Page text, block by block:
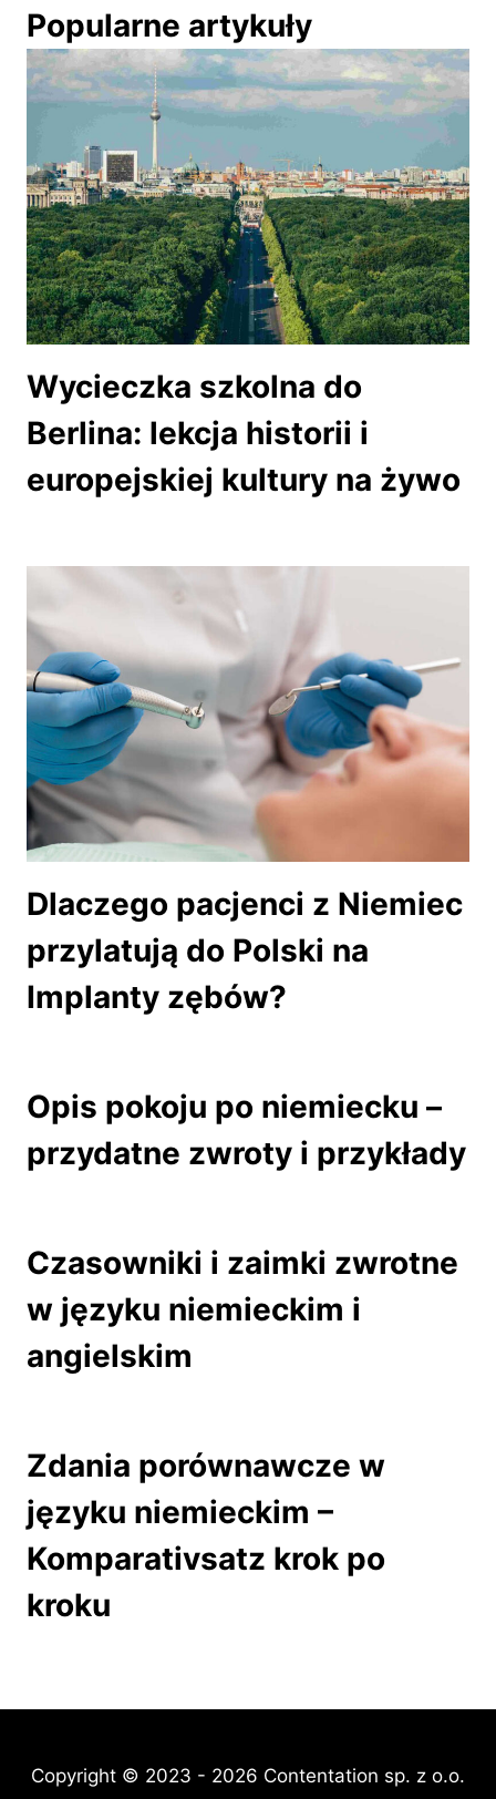
Popularne artykuły
Wycieczka szkolna do
Berlina: lekcja historii i
europejskiej kultury na żywo
Dlaczego pacjenci z Niemiec
przylatują do Polski na
Implanty zębów?
Opis pokoju po niemiecku –
przydatne zwroty i przykłady
Czasowniki i zaimki zwrotne
w języku niemieckim i
angielskim
Zdania porównawcze w
języku niemieckim –
Komparativsatz krok po
kroku
Copyright © 2023 - 2026 Contentation sp. z o.o.